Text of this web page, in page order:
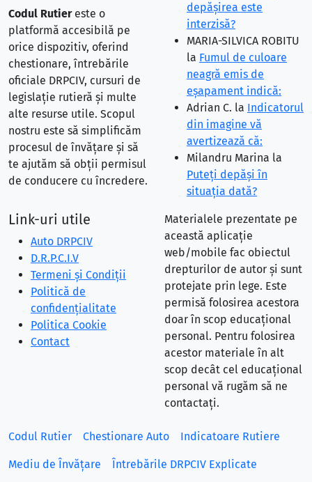
Codul Rutiereste o
platformă accesibilă pe
orice dispozitiv, oferind
chestionare, întrebările
oficiale DRPCIV, cursuri de
legislație rutieră și multe
alte resurse utile. Scopul
nostru este să simplificăm
procesul de învățare și să
te ajutăm să obții permisul
de conducere cu încredere.
depăşirea este
interzisă?
MARIA-SILVICA ROBITU
la Fumul de culoare
neagră emis de
eşapament indică:
Adrian C. la Indicatorul
din imagine vă
avertizează că:
Milandru Marina la
Puteţi depăşi în
situaţia dată?
Link-uri utile
Auto DRPCIV
D.R.P.C.I.V
Termeni și Condiții
Politică de
confidențialitate
Politica Cookie
Contact
Materialele prezentate pe
această aplicație
web/mobile fac obiectul
drepturilor de autor și sunt
protejate prin lege. Este
permisă folosirea acestora
doar în scop educațional
personal. Pentru folosirea
acestor materiale în alt
scop decât cel educațional
personal vă rugăm să ne
contactați.
Codul Rutier Chestionare Auto Indicatoare Rutiere
Mediu de Învățare Întrebările DRPCIV Explicate